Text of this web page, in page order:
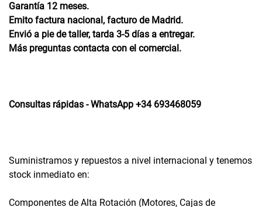
Garantía 12 meses.
Emito factura nacional, facturo de Madrid.
Envió a pie de taller, tarda 3-5 días a entregar.
Más preguntas contacta con el comercial.
Consultas rápidas - WhatsApp +34 693468059
Suministramos y repuestos a nivel internacional y tenemos
stock inmediato en:
Componentes de Alta Rotación (Motores, Cajas de